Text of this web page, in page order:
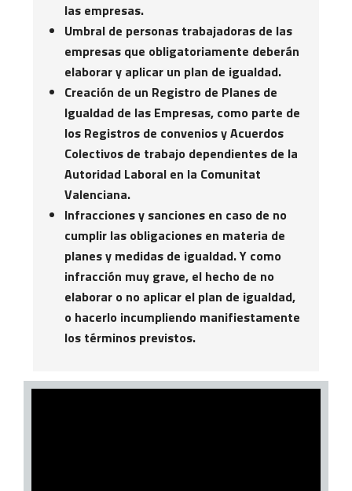
las empresas.
Umbral de personas trabajadoras de las
empresas que obligatoriamente deberán
elaborar y aplicar un plan de igualdad.
Creación de un Registro de Planes de
Igualdad de las Empresas, como parte de
los Registros de convenios y Acuerdos
Colectivos de trabajo dependientes de la
Autoridad Laboral en la Comunitat
Valenciana.
Infracciones y sanciones en caso de no
cumplir las obligaciones en materia de
planes y medidas de igualdad. Y como
infracción muy grave, el hecho de no
elaborar o no aplicar el plan de igualdad,
o hacerlo incumpliendo manifiestamente
los términos previstos.​